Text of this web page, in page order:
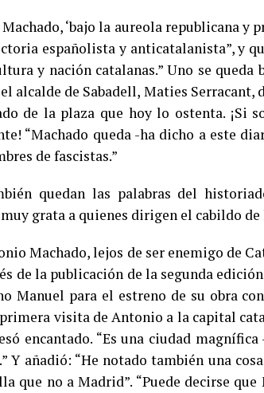
‘bajo la aureola republicana y
españolista y anticatalanista”, y
y nación catalanas.” Uno se
alcalde de Sabadell, Maties Serracant,
de la plaza que hoy lo ostenta. ¡Si
“Machado queda -ha dicho a este
de fascistas.”
quedan las palabras del
grata a quienes dirigen el cabildo
Machado, lejos de ser enemigo de
de la publicación de la segunda
Manuel para el estreno de su obra
visita de Antonio a la capital
encantado. “Es una ciudad
Y añadió: “He notado también una
que no a Madrid”. “Puede decirse